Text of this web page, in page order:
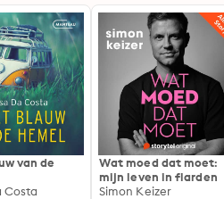
van de
Costa
Wat moed dat moet:
mijn leven in flarden
Simon Keizer